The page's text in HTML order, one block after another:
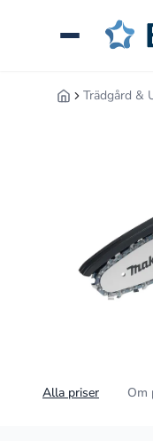
Sök
Hem Trädgård &
Alla priser Om